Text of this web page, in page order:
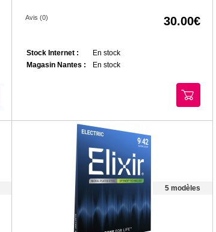
Avis (0) 30.00
Stock Internet :
En stock
Magasin Nantes :
En stock
5 modèles